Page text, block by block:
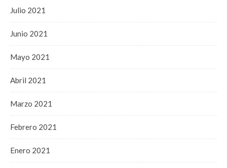
Julio 2021
Junio 2021
Mayo 2021
Abril 2021
Marzo 2021
Febrero 2021
Enero 2021